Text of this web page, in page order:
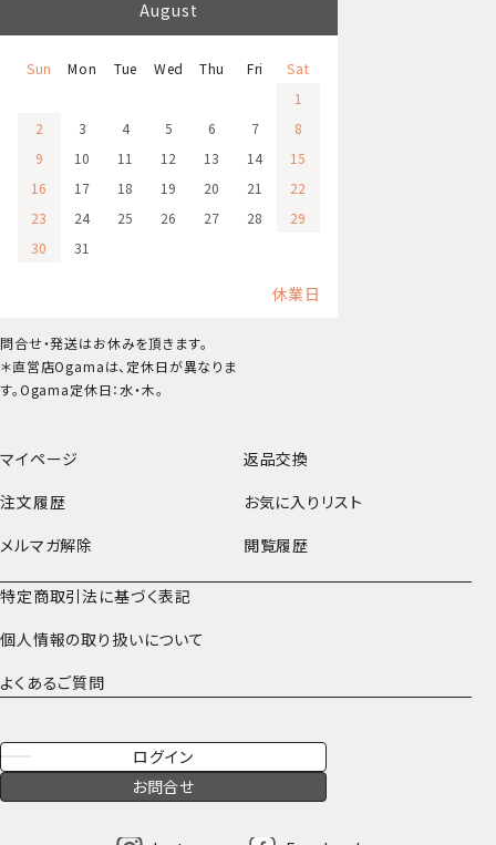
マイページ
返品交換
注文履歴
お気に入りリスト
メルマガ解除
閲覧履歴
特定商取引法に基づく表記
個人情報の取り扱いについて
よくあるご質問
ログイン
お問合せ
August
Sun Mon Tue Wed Thu Fri
Sat
1
2
3 4 5 6 7
8
9
10 11 12 13 14
15
16
17 18 19 20 21
22
23
24 25 26 27 28
29
30
31
休業日
問合せ・発送はお休みを頂きます。
＊直営店Ogamaは、定休日が異なりま
す。Ogama定休日：水・木。